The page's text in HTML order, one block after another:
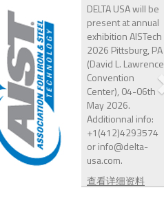
DELTA USA will be
present at annual
exhibition AISTech
2026 Pittsburg, PA
(David L. Lawrence
Convention
Center), 04-06th
May 2026.
Additionnal info:
+1(412)4293574
or info@delta-
usa.com.
查看详细资料